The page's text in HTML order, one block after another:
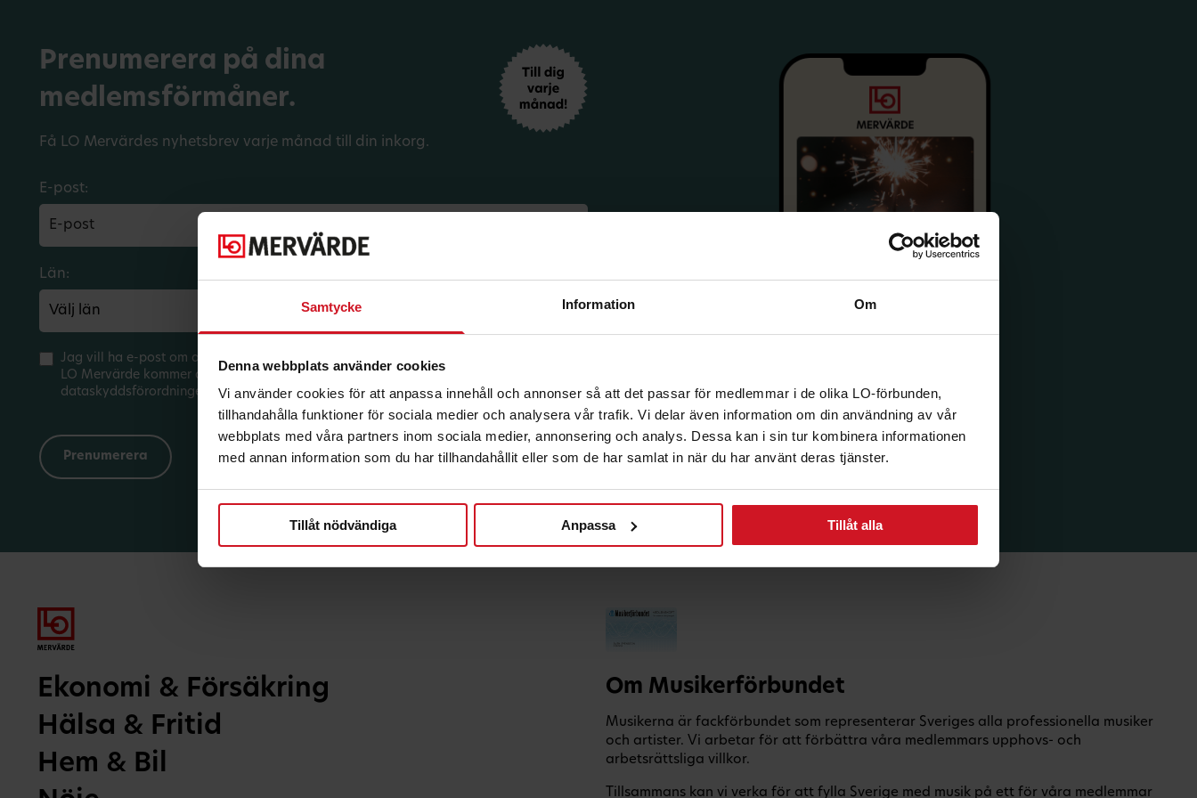
Samtycke Information Om
Denna webbplats använder cookies
Vi använder cookies för att anpassa innehåll och annonser så att det passar för medlemmar i de olika LO-förbunden,
tillhandahålla funktioner för sociala medier och analysera vår trafik. Vi delar även information om din användning av vår
webbplats med våra partners inom sociala medier, annonsering och analys. Dessa kan i sin tur kombinera informationen
med annan information som du har tillhandahållit eller som de har samlat in när du har använt deras tjänster.
Tillåt nödvändiga Anpassa Tillåt alla
Prenumerera på dina
medlemsförmåner.
Få LO Mervärdes nyhetsbrev varje månad till din inkorg.
E-post:
Län:
Jag vill ha e-post om aktuella erbjudanden och medlemsförmåner från LO Mervärde.
LO Mervärde kommer att hantera mina personuppgifter i enlighet med allmänna
dataskyddsförordningen (GDPR). Jag kan när som helst avsluta prenumerationen.
Ekonomi & Försäkring
Hälsa & Fritid
Hem & Bil
Om Musikerförbundet
Musikerna är fackförbundet som representerar Sveriges alla professionella musiker
och artister. Vi arbetar för att förbättra våra medlemmars upphovs- och
arbetsrättsliga villkor.
Tillsammans kan vi verka för att fylla Sverige med musik på ett för våra medlemmar